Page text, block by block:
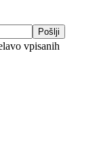
vpisanih